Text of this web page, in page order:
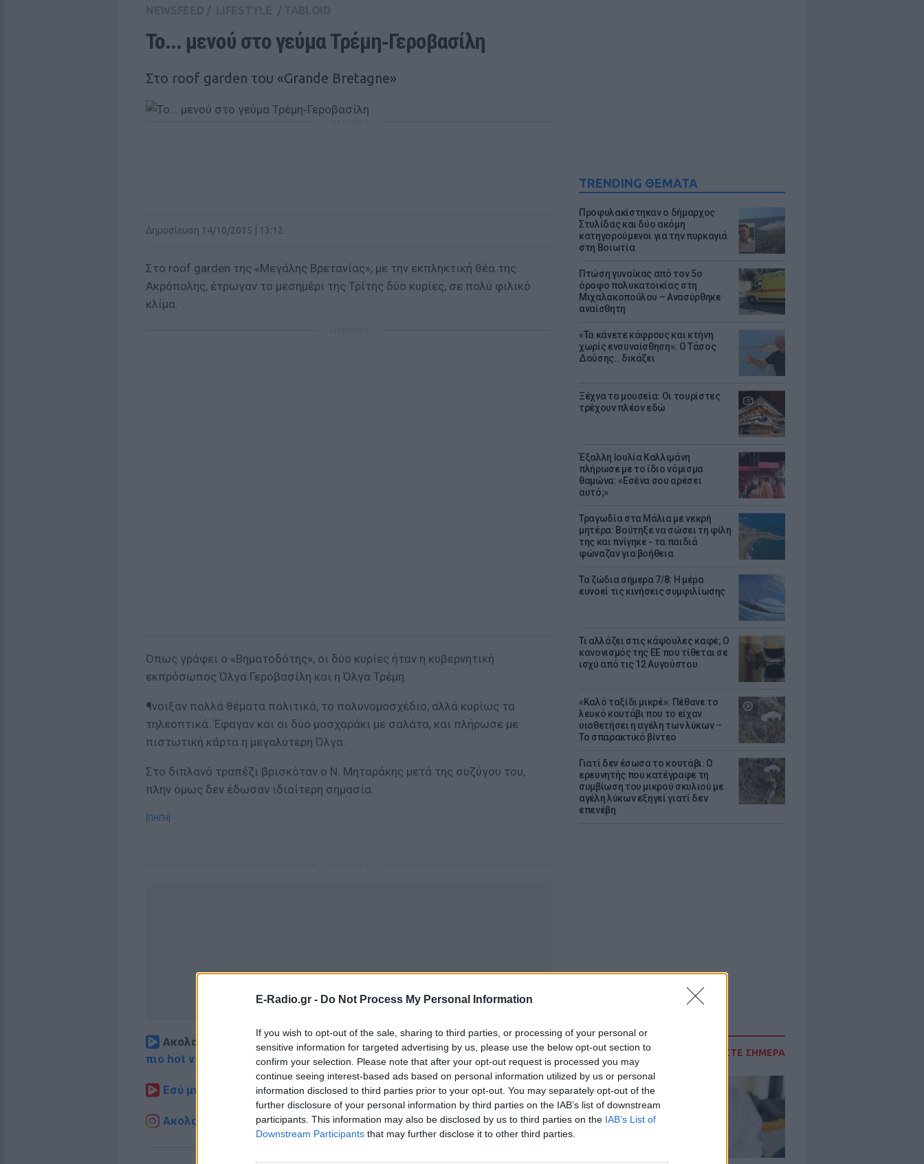
E-Radio.gr - Do Not Process My Personal Information
If you wish to opt-out of the sale, sharing to third parties, or processing of your personal or
sensitive information for targeted advertising by us, please use the below opt-out section to
confirm your selection. Please note that after your opt-out request is processed you may
continue seeing interest-based ads based on personal information utilized by us or personal
information disclosed to third parties prior to your opt-out. You may separately opt-out of the
further disclosure of your personal information by third parties on the IAB’s list of downstream
participants. This information may also be disclosed by us to third parties on the IAB’s List of
Downstream Participants that may further disclose it to other third parties.
TRENDING ΘΕΜΑΤΑ
Προφυλακίστηκαν ο δήμαρχος
Στυλίδας και δύο ακόμη
κατηγορούμενοι για την πυρκαγιά
στη Βοιωτία
Πτώση γυναίκας από τον 5ο
όροφο πολυκατοικίας στη
Μιχαλακοπούλου – Ανασύρθηκε
αναίσθητη
«Τα κάνετε κάφρους και κτήνη
χωρίς ενσυναίσθηση»: Ο Τάσος
Δούσης...δικάζει
Ξέχνα τα μουσεία: Οι τουρίστες
τρέχουν πλέον εδώ
Έξαλλη Ιουλία Καλλιμάνη
πλήρωσε με το ίδιο νόμισμα
θαμώνα: «Εσένα σου αρέσει
αυτό;»
Τραγωδία στα Μάλια με νεκρή
μητέρα: Βούτηξε να σώσει τη φίλη
της και πνίγηκε - τα παιδιά
φώναζαν για βοήθεια
Τα ζώδια σήμερα 7/8: Η μέρα
ευνοεί τις κινήσεις συμφιλίωσης
Τι αλλάζει στις κάψουλες καφέ; Ο
κανονισμός της ΕΕ που τίθεται σε
ισχύ από τις 12 Αυγούστου
«Καλό ταξίδι μικρέ»: Πέθανε το
λευκό κουτάβι που το είχαν
υιοθετήσει η αγέλη των λύκων –
Το σπαρακτικό βίντεο
Γιατί δεν έσωσα το κουτάβι: Ο
ερευνητής που κατέγραφε τη
συμβίωση του μικρού σκυλιού με
αγέλη λύκων εξηγεί γιατί δεν
επενέβη
ΔΙΑΒΑΣΤΕ ΣΗΜΕΡΑ
Το... μενού στο γεύμα Τρέμη‑Γεροβασίλη
Στο roof garden του «Grande Bretagne»
Δημοσίευση 14/10/2015 | 13:12
Στο roof garden της «Μεγάλης Βρετανίας», με την εκπληκτική θέα της
Ακρόπολης, έτρωγαν το μεσημέρι της Τρίτης δύο κυρίες, σε πολύ φιλικό
κλίμα.
Όπως γράφει ο «Βηματοδότης», οι δύο κυρίες ήταν η κυβερνητική
εκπρόσωπος Όλγα Γεροβασίλη και η Όλγα Τρέμη.
¶νοιξαν πολλά θέματα πολιτικά, το πολυνομοσχέδιο, αλλά κυρίως τα
τηλεοπτικά. Έφαγαν και οι δύο μοσχαράκι με σαλάτα, και πλήρωσε με
πιστωτική κάρτα η μεγαλύτερη Όλγα.
Στο διπλανό τραπέζι βρισκόταν ο Ν. Μηταράκης μετά της συζύγου του,
πλην όμως δεν έδωσαν ιδιαίτερη σημασία.
[ΠΗΓΗ]
Ακολουθήστε το E-Radio.gr στο Google News και μάθετε πρώτοι
τα
πιο hot νέα
Εσύ μπήκες στο E-Daily.gr; Τα νέα της ημέρας και ότι σου κάνει κλικ!
Ακολουθήστε το E-Radio.gr και στο Instagram